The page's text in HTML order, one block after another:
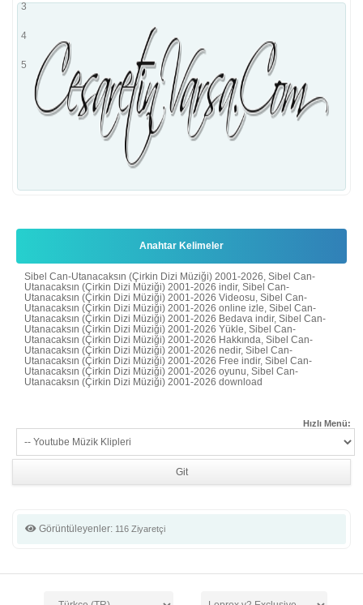
3
4
5
Anahtar Kelimeler
Sibel Can-Utanacaksın (Çirkin Dizi Müziği) 2001-2026, Sibel Can-
Utanacaksın (Çirkin Dizi Müziği) 2001-2026 indir, Sibel Can-
Utanacaksın (Çirkin Dizi Müziği) 2001-2026 Videosu, Sibel Can-
Utanacaksın (Çirkin Dizi Müziği) 2001-2026 online izle, Sibel Can-
Utanacaksın (Çirkin Dizi Müziği) 2001-2026 Bedava indir, Sibel Can-
Utanacaksın (Çirkin Dizi Müziği) 2001-2026 Yükle, Sibel Can-
Utanacaksın (Çirkin Dizi Müziği) 2001-2026 Hakkında, Sibel Can-
Utanacaksın (Çirkin Dizi Müziği) 2001-2026 nedir, Sibel Can-
Utanacaksın (Çirkin Dizi Müziği) 2001-2026 Free indir, Sibel Can-
Utanacaksın (Çirkin Dizi Müziği) 2001-2026 oyunu, Sibel Can-
Utanacaksın (Çirkin Dizi Müziği) 2001-2026 download
Hızlı Menü:
Görüntüleyenler: 116 Ziyaretçi